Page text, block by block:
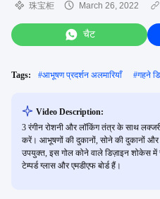
珠宝柜 March 26, 2022
चैट
Tags: #आभूषण प्रदर्शन अलमारियाँ #गहने
Video Description:
3 रंगीन रोशनी और लॉकिंग तंत्र के साथ
करें। आभूषणों की दुकानों, सोने की दुकानों
उपयुक्त, इस गोल कोने वाले डिज़ाइन शोकेस
टेम्पर्ड ग्लास और एमडीएफ बोर्ड हैं।